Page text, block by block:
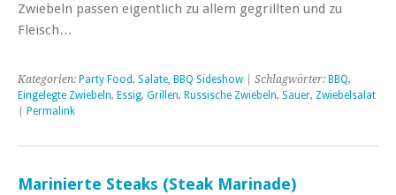
Zwiebeln passen eigentlich zu allem gegrillten und zu
Fleisch…
Kategorien: Party Food, Salate, BBQ Sideshow | Schlagwörter: BBQ,
Eingelegte Zwiebeln, Essig, Grillen, Russische Zwiebeln, Sauer, Zwiebelsalat
Permalink
Marinierte Steaks (Steak Marinade)